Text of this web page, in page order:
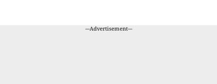
---Advertisement---